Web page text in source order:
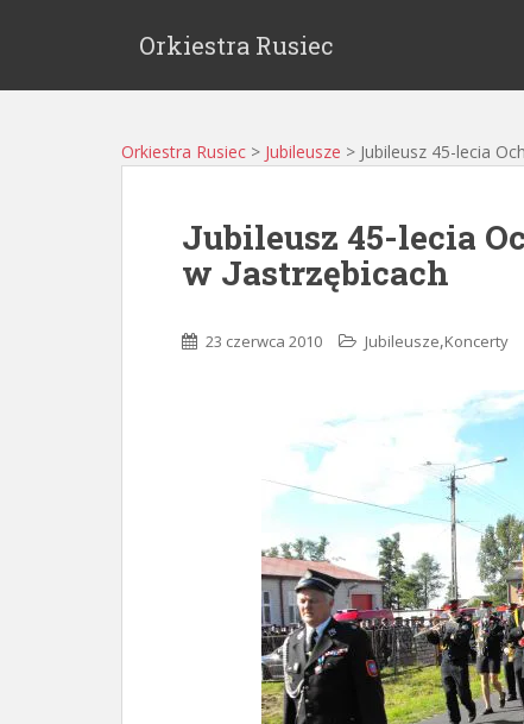
Orkiestra Rusiec
Orkiestra Rusiec > Jubileusze > Jubileusz 45-lecia
Jubileusz 45-lecia
w Jastrzębicach
23 czerwca 2010 Jubileusze,Koncerty